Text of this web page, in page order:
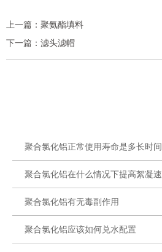
上一篇： 聚氨酯填料
下一篇： 滤头滤帽
聚合氯化铝正常使用寿命是多长时间
聚合氯化铝在什么情况下提高絮凝速
聚合氯化铝有无毒副作用
聚合氯化铝应该如何兑水配置